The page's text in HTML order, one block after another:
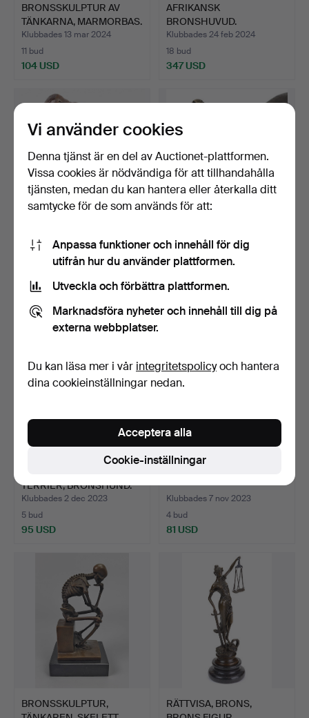
BRONSSKULPTUR AV
TÄNKARNA, MARMORBAS.
Klubbades 13 mar 2024
11 bud
104 USD
AFRIKANSK
BRONSHUVUD.
Klubbades 24 feb 2024
18 bud
347 USD
BRONSSKULPTUR AV
TÄNKARE.
Klubbades 26 dec 2023
1 bud
BRONS HUND SKULPTUR.
Klubbades 12 dec 2023
2 bud
TERRIER, BRONSHUND.
Klubbades 2 dec 2023
5 bud
95 USD
Klubbades 7 nov 2023
4 bud
81 USD
BRONSSKULPTUR,
RÄTTVISA, BRONS,
Vi använder cookies
Denna tjänst är en del av Auctionet-plattformen.
Vissa cookies är nödvändiga för att tillhandahålla
tjänsten, medan du kan hantera eller återkalla ditt
samtycke för de som används för att:
Anpassa funktioner och innehåll för dig
utifrån hur du använder plattformen.
Utveckla och förbättra plattformen.
Marknadsföra nyheter och innehåll till dig på
externa webbplatser.
Du kan läsa mer i vår integritetspolicyoch hantera
dina cookieinställningar nedan.
Cookie-inställningar
Acceptera alla